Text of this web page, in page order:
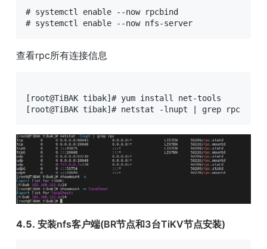
# systemctl enable --now rpcbind
# systemctl enable --now nfs-server
查看rpc所有连接信息
[root@TiBAK tibak]# yum install net-tools
[root@TiBAK tibak]# netstat -lnupt | grep rpc
4.5. 安装nfs客户端(BR节点和3台TiKV节点安装)